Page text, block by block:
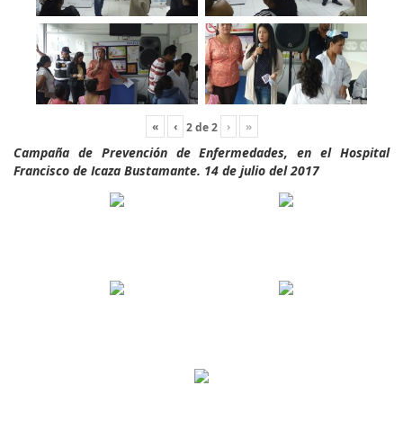
« ‹ 2de2 › »
Campaña de Prevención de Enfermedades, en el Hospital
Francisco de Icaza Bustamante. 14 de julio del 2017